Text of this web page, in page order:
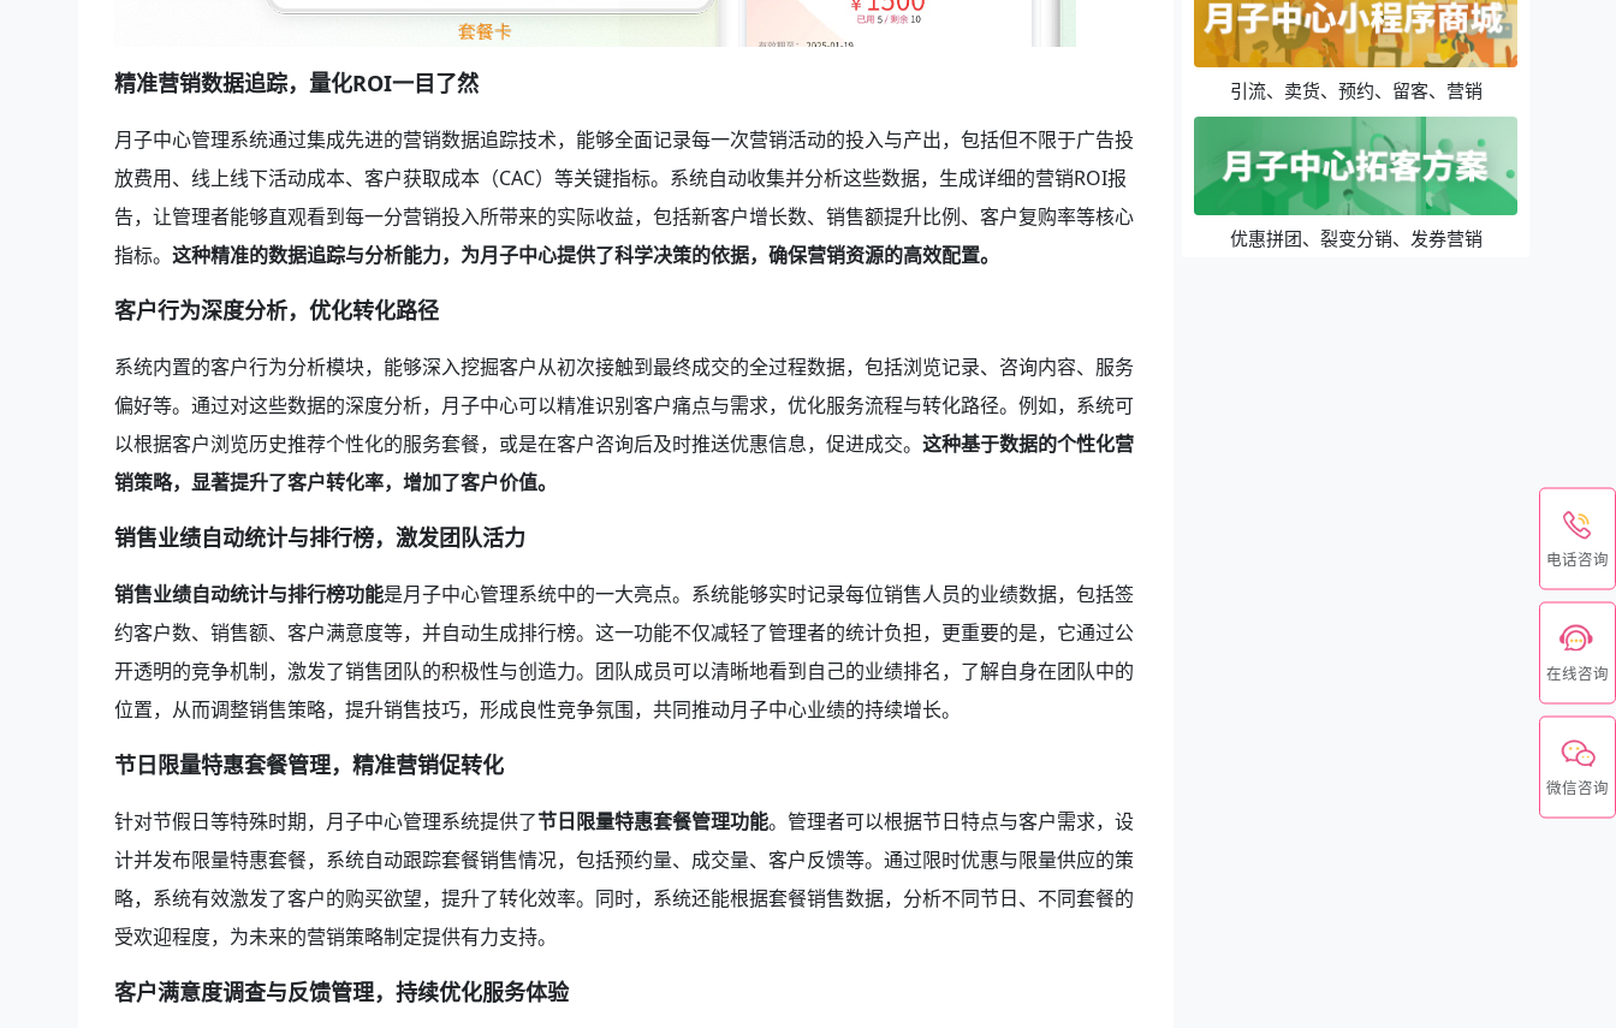
精准营销数据追踪，量化ROI一目了然
月子中心管理系统通过集成先进的营销数据追踪技术，能够全面记录每一次营销活动的投入与产出，包括但不限于广告投
放费用、线上线下活动成本、客户获取成本（CAC）等关键指标。系统自动收集并分析这些数据，生成详细的营销ROI报
告，让管理者能够直观看到每一分营销投入所带来的实际收益，包括新客户增长数、销售额提升比例、客户复购率等核心
指标。 这种精准的数据追踪与分析能力，为月子中心提供了科学决策的依据，确保营销资源的高效配置。
客户行为深度分析，优化转化路径
系统内置的客户行为分析模块，能够深入挖掘客户从初次接触到最终成交的全过程数据，包括浏览记录、咨询内容、服务
偏好等。通过对这些数据的深度分析，月子中心可以精准识别客户痛点与需求，优化服务流程与转化路径。例如，系统可
以根据客户浏览历史推荐个性化的服务套餐，或是在客户咨询后及时推送优惠信息，促进成交。 这种基于数据的个性化营
销策略，显著提升了客户转化率，增加了客户价值。
销售业绩自动统计与排行榜，激发团队活力
销售业绩自动统计与排行榜功能是月子中心管理系统中的一大亮点。系统能够实时记录每位销售人员的业绩数据，包括签
约客户数、销售额、客户满意度等，并自动生成排行榜。这一功能不仅减轻了管理者的统计负担，更重要的是，它通过公
开透明的竞争机制，激发了销售团队的积极性与创造力。团队成员可以清晰地看到自己的业绩排名，了解自身在团队中的
位置，从而调整销售策略，提升销售技巧，形成良性竞争氛围，共同推动月子中心业绩的持续增长。
节日限量特惠套餐管理，精准营销促转化
针对节假日等特殊时期，月子中心管理系统提供了节日限量特惠套餐管理功能。管理者可以根据节日特点与客户需求，设
计并发布限量特惠套餐，系统自动跟踪套餐销售情况，包括预约量、成交量、客户反馈等。通过限时优惠与限量供应的策
略，系统有效激发了客户的购买欲望，提升了转化效率。同时，系统还能根据套餐销售数据，分析不同节日、不同套餐的
受欢迎程度，为未来的营销策略制定提供有力支持。
客户满意度调查与反馈管理，持续优化服务体验
引流、卖货、预约、留客、营销
优惠拼团、裂变分销、发券营销
电话咨询
在线咨询
微信咨询